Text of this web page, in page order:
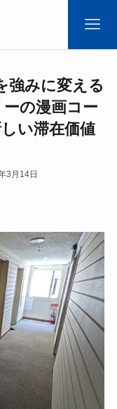
強みに変える
の漫画コー
い滞在価値
3月14日